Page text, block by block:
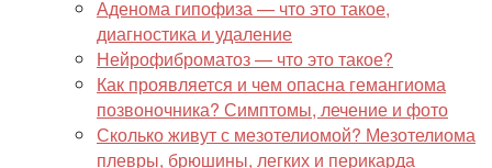
Аденома гипофиза — что это такое,
диагностика и удаление
Нейрофиброматоз — что это такое?
Как проявляется и чем опасна гемангиома
позвоночника? Симптомы, лечение и фото
Сколько живут с мезотелиомой? Мезотелиома
плевры, брюшины, легких и перикарда